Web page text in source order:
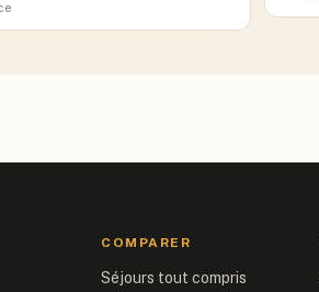
COMPARER
Séjours tout compris